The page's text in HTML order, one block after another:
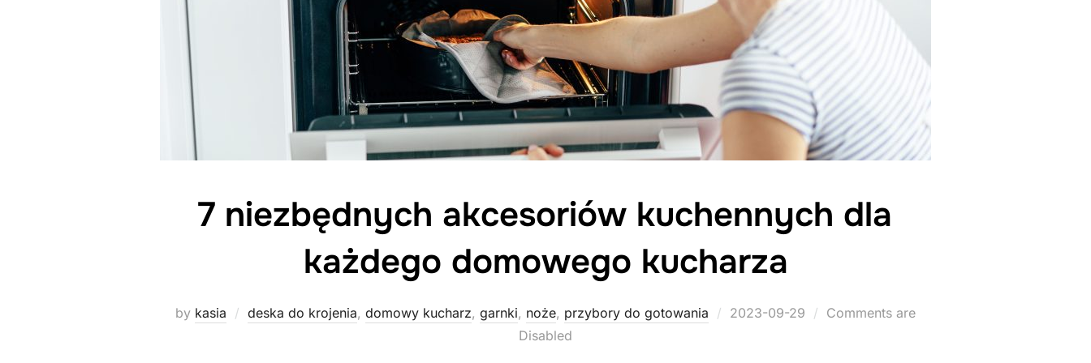
7 niezbędnych akcesoriów kuchennych dla
każdego domowego kucharza
by kasia deska do krojenia, domowy kucharz, garnki, noże, przybory do gotowania
Posted
2023-09-29
Comments are
Disabled